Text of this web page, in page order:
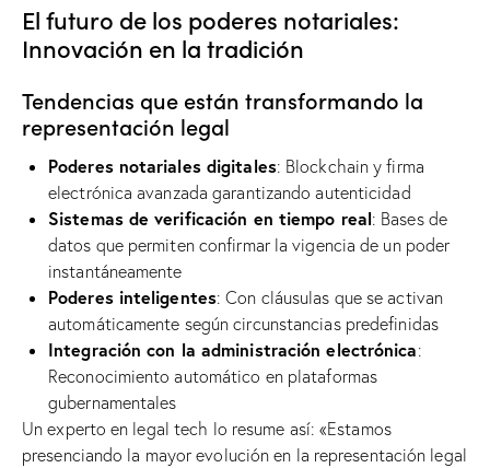
El futuro de los poderes notariales:
Innovación en la tradición
Tendencias que están transformando la
representación legal
Poderes notariales digitales: Blockchain y firma
electrónica avanzada garantizando autenticidad
Sistemas de verificación en tiempo real: Bases de
datos que permiten confirmar la vigencia de un poder
instantáneamente
Poderes inteligentes: Con cláusulas que se activan
automáticamente según circunstancias predefinidas
Integración con la administración electrónica:
Reconocimiento automático en plataformas
gubernamentales
Un experto en legal tech lo resume así: «Estamos
presenciando la mayor evolución en la representación legal